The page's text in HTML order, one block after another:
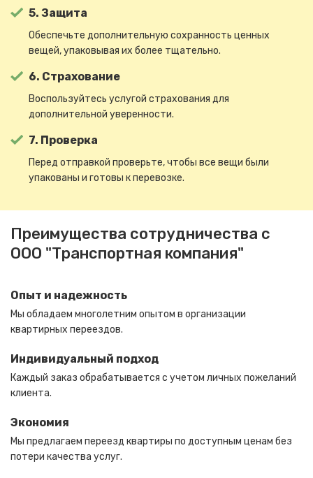
5. Защита
Обеспечьте дополнительную сохранность ценных
вещей, упаковывая их более тщательно.
6. Страхование
Воспользуйтесь услугой страхования для
дополнительной уверенности.
7. Проверка
Перед отправкой проверьте, чтобы все вещи были
упакованы и готовы к перевозке.
Преимущества сотрудничества с
ООО "Транспортная компания"
Опыт и надежность
Мы обладаем многолетним опытом в организации
квартирных переездов.
Индивидуальный подход
Каждый заказ обрабатывается с учетом личных пожеланий
клиента.
Экономия
Мы предлагаем переезд квартиры по доступным ценам без
потери качества услуг.